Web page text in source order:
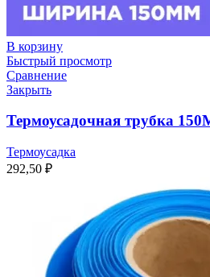
В корзину
Быстрый просмотр
Сравнение
Закрыть
Термоусадочная трубка
Термоусадка
292,50 ₽